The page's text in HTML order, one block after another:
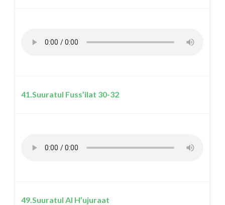
41.Suuratul Fuss’ilat 30-32
49.Suuratul Al H’ujuraat